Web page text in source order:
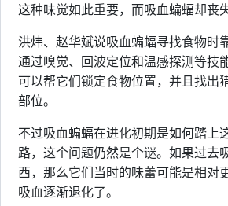
这种味觉如此重要，而吸血蝙蝠却丧
洪炜、赵华斌说吸血蝙蝠寻找食物时
通过嗅觉、回波定位和温感探测等技
可以帮它们锁定食物位置，并且找出
部位。
不过吸血蝙蝠在进化初期是如何踏上
路，这个问题仍然是个谜。如果过去
西，那么它们当时的味蕾可能是相对
吸血逐渐退化了。